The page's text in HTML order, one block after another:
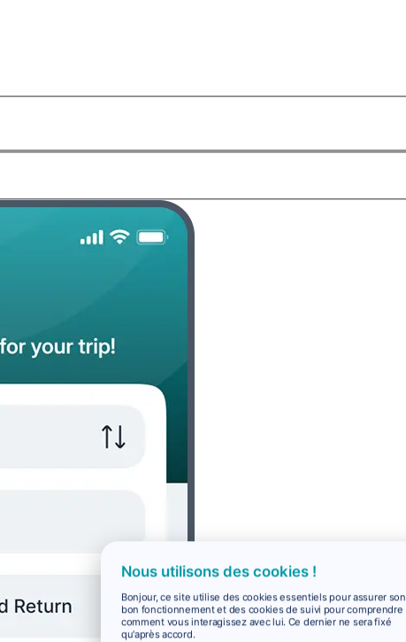
Nous utilisons des cookies !
Bonjour, ce site utilise des cookies essentiels pour assurer son
bon fonctionnement et des cookies de suivi pour comprendre
comment vous interagissez avec lui. Ce dernier ne sera fixé
qu'après accord.